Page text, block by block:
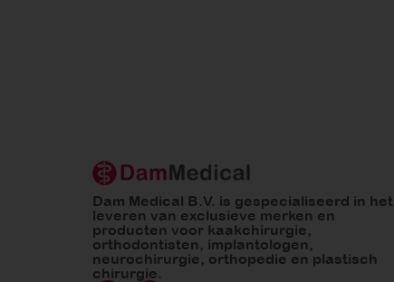
Dam Medical B.V. is gespecialiseerd in het
leveren van exclusieve merken en
producten voor kaakchirurgie,
orthodontisten, implantologen,
neurochirurgie, orthopedie en plastisch
chirurgie.